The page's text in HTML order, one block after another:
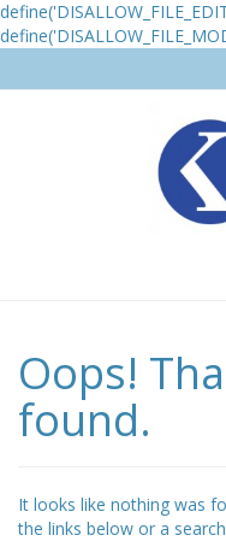
to
content
Oops!
found.
It looks like nothing was
the links below or a